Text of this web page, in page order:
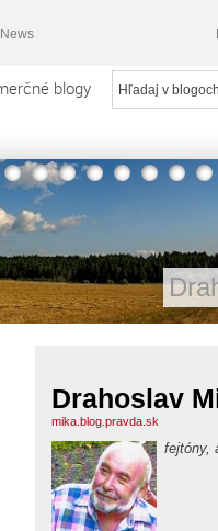
blogy
Drahoslav
mika.blog.pravda.sk
fejtóny,